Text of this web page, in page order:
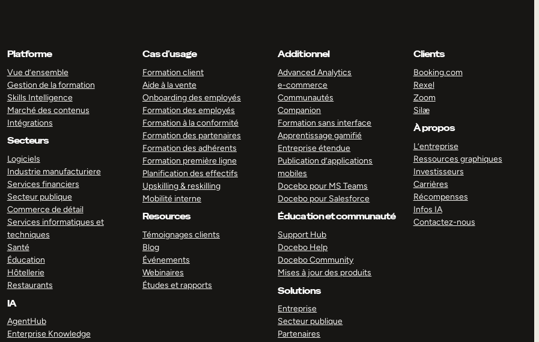
Platforme
Vue d’ensemble
Gestion de la formation
Skills Intelligence
Marché des contenus
Intégrations
Secteurs
Logiciels
Industrie manufacturiere
Services financiers
Secteur publique
Commerce de détail
Services informatiques et
techniques
Santé
Éducation
Hôtellerie
Restaurants
IA
AgentHub
Enterprise Knowledge
Cas d’usage
Formation client
Aide à la vente
Onboarding des employés
Formation des employés
Formation à la conformité
Formation des partenaires
Formation des adhérents
Formation première ligne
Planification des effectifs
Upskilling & reskilling
Mobilité interne
Resources
Témoignages clients
Blog
Événements
Webinaires
Études et rapports
Additionnel
Advanced Analytics
e-commerce
Communautés
Companion
Formation sans interface
Apprentissage gamifié
Entreprise étendue
Publication d’applications
mobiles
Docebo pour MS Teams
Docebo pour Salesforce
Éducation et communauté
Support Hub
Docebo Help
Docebo Community
Mises à jour des produits
Solutions
Entreprise
Secteur publique
Partenaires
Clients
Booking.com
Rexel
Zoom
Silæ
À propos
L’entreprise
Ressources graphiques
Investisseurs
Carrières
Récompenses
Infos IA
Contactez-nous